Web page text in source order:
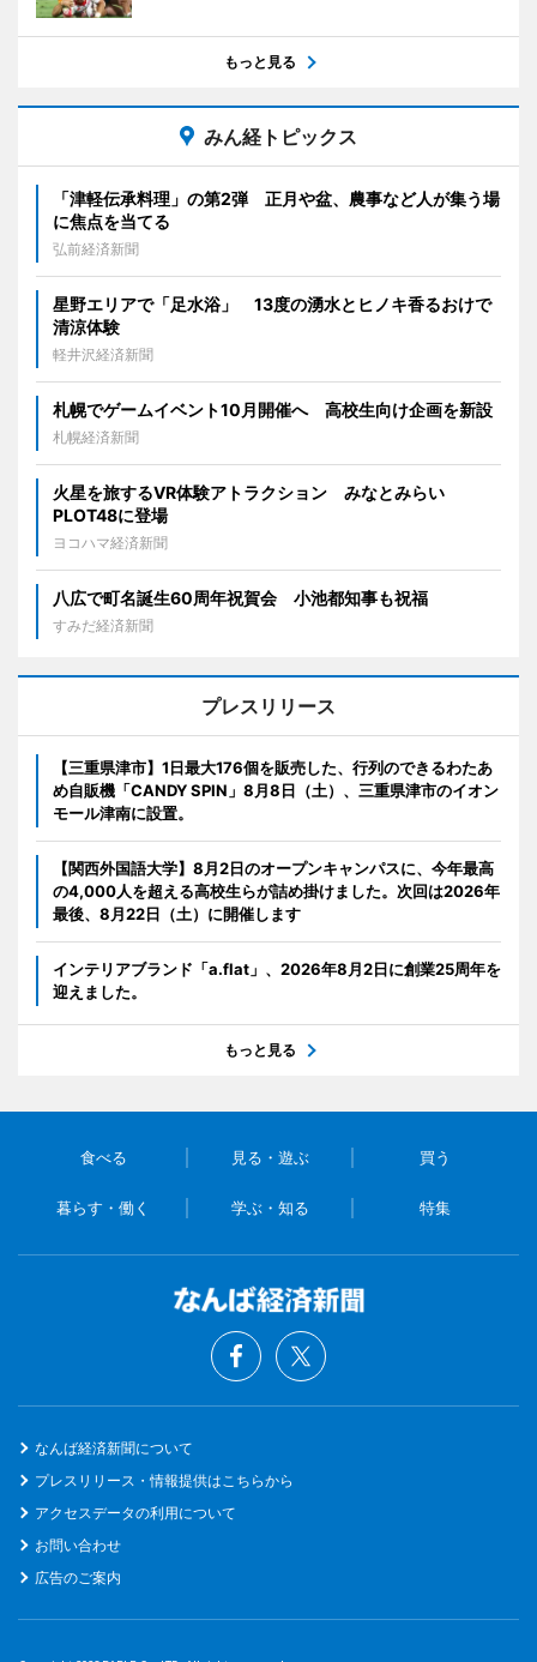
もっと見る
みん経トピックス
「津軽伝承料理」の第2弾 正月や盆、農事など人が集う場
に焦点を当てる
弘前経済新聞
星野エリアで「足水浴」 13度の湧水とヒノキ香るおけで
清涼体験
軽井沢経済新聞
札幌でゲームイベント10月開催へ 高校生向け企画を新設
札幌経済新聞
火星を旅するVR体験アトラクション みなとみらい
PLOT48に登場
ヨコハマ経済新聞
八広で町名誕生60周年祝賀会 小池都知事も祝福
すみだ経済新聞
プレスリリース
【三重県津市】1日最大176個を販売した、行列のできるわたあ
め自販機「CANDY SPIN」8月8日（土）、三重県津市のイオン
モール津南に設置。
【関西外国語大学】8月2日のオープンキャンパスに、今年最高
の4,000人を超える高校生らが詰め掛けました。次回は2026年
最後、8月22日（土）に開催します
インテリアブランド「a.flat」、2026年8月2日に創業25周年を
迎えました。
もっと見る
食べる 見る・遊ぶ 買う
暮らす・働く 学ぶ・知る 特集
なんば経済新聞について
プレスリリース・情報提供はこちらから
アクセスデータの利用について
お問い合わせ
広告のご案内